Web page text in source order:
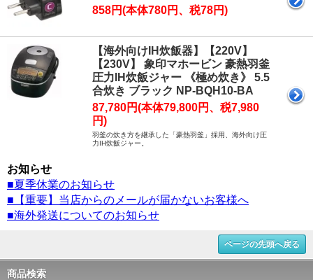
858円(本体780円、税78円)
【海外向けIH炊飯器】【220V】
【230V】 象印マホービン 豪熱羽釜
圧力IH炊飯ジャー 《極め炊き》 5.5
合炊き ブラック NP-BQH10-BA
87,780円(本体79,800円、税7,980
円)
羽釜の炊き方を継承した「豪熱羽釜」採用、海外向け圧
力IH炊飯ジャー。
お知らせ
■夏季休業のお知らせ
■【重要】当店からのメールが届かないお客様へ
■海外発送についてのお知らせ
ページの先頭へ戻る
商品検索